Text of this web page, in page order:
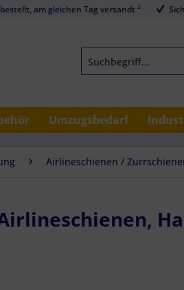
am gleichen Tag versandt ²
Umzugsbedarf
Airlineschienen /